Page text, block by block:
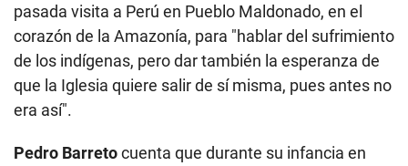
pasada visita a Perú en Pueblo Maldonado, en el
corazón de la Amazonía, para "hablar del sufrimiento
de los indígenas, pero dar también la esperanza de
que la Iglesia quiere salir de sí misma, pues antes no
era así".
Pedro Barretocuenta que durante su infancia en